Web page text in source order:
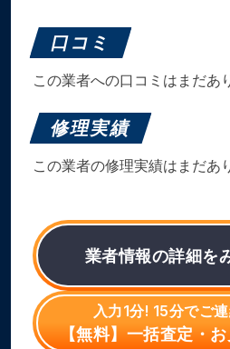
口コミ
この業者への口コミはまだあ
修理実績
この業者の修理実績はまだあ
業者情報の詳細を
入力1分! 15分でご
【無料】一括査定・